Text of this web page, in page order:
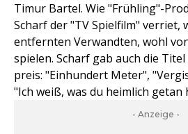
Timur Bartel. Wie "Frühling"-
Scharf der "TV Spielfilm" verriet,
entfernten Verwandten, wohl
spielen. Scharf gab auch die
preis: "Einhundert Meter",
"Ich weiß, was du heimlich getan
- Anzeige -